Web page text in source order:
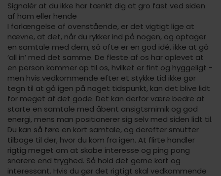
Signalér at du ikke har tænkt dig at gro fast ved siden
af ham eller hende
I forlængelse af ovenstående, er det vigtigt lige at
nævne, at det, når du rykker ind på nogen, og optager
en samtale med dem, så ofte er en god idé, ikke at gå
‘all in’ med det samme. De fleste af os har oplevet at
en person kommer op til os, hvilket er fint og hyggeligt -
men hvis vedkommende efter et stykke tid ikke gør
tegn til at gå igen på noget tidspunkt, kan det blive lidt
for meget af det gode. Det kan derfor være bedre at
starte en samtale med åbent ansigtsmimik og god
energi, mens man positionerer sig selv med siden lidt til.
Du kan så føre en kort samtale, og derefter smutter
tilbage til der, hvor du kom fra igen. At flirte handler
rigtig meget om at skabe interesse og ping pong
snarere end tryghed. Så hold det gerne kort og
interessant. Hvis du gør det rigtigt skal vedkommende